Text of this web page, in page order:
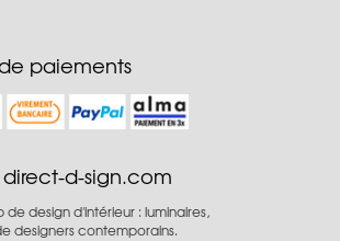
paiements
d-sign.com
de design d'intérieur : luminaires,
designers contemporains.